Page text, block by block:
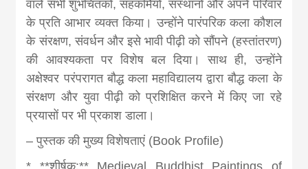
वाले सभी शुभचिंतकों, सहकर्मियों, संस्थानों और अपने परिवार
के प्रति आभार व्यक्त किया। उन्होंने पारंपरिक कला कौशल
के संरक्षण, संवर्धन और इसे भावी पीढ़ी को सौंपने (हस्तांतरण)
की आवश्यकता पर विशेष बल दिया। साथ ही, उन्होंने
अक्षेश्वर परंपरागत बौद्ध कला महाविद्यालय द्वारा बौद्ध कला के
संरक्षण और युवा पीढ़ी को प्रशिक्षित करने में किए जा रहे
प्रयासों पर भी प्रकाश डाला।
– पुस्तक की मुख्य विशेषताएं (Book Profile)
* **शीर्षक:** Medieval Buddhist Paintings of